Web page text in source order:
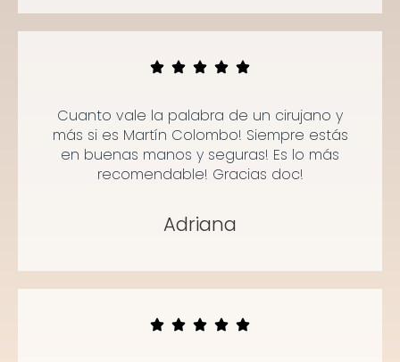
Cuanto vale la palabra de un cirujano y
más si es Martín Colombo! Siempre estás
en buenas manos y seguras! Es lo más
recomendable! Gracias doc!
Adriana